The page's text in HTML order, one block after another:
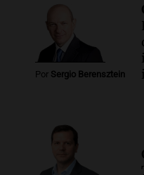
Por Sergio Berensztein